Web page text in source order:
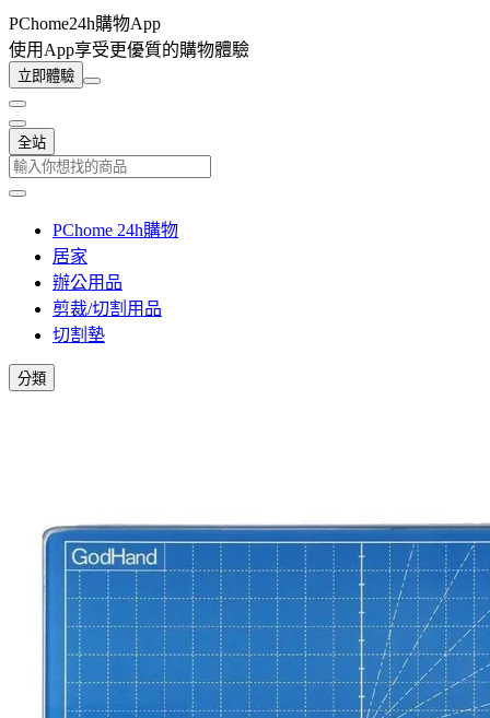
PChome24h購物App
使用App享受更優質的購物體驗
立即體驗
全站
PChome 24h購物
居家
辦公用品
剪裁/切割用品
切割墊
分類